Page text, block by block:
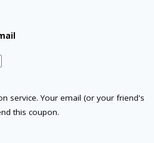
service. Your email (or your friend's
this coupon.